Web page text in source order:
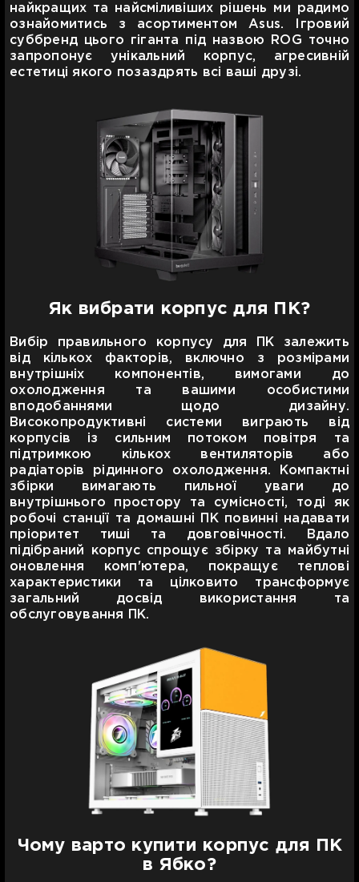
найкращих та найсміливіших рішень ми радимо
ознайомитись з асортиментом Asus. Ігровий
суббренд цього гіганта під назвою ROG точно
запропонує унікальний корпус, агресивній
естетиці якого позаздрять всі ваші друзі.
Як вибрати корпус для ПК?
Вибір правильного корпусу для ПК залежить
від кількох факторів, включно з розмірами
внутрішніх компонентів, вимогами до
охолодження та вашими особистими
вподобаннями щодо дизайну.
Високопродуктивні системи виграють від
корпусів із сильним потоком повітря та
підтримкою кількох вентиляторів або
радіаторів рідинного охолодження. Компактні
збірки вимагають пильної уваги до
внутрішнього простору та сумісності, тоді як
робочі станції та домашні ПК повинні надавати
пріоритет тиші та довговічності. Вдало
підібраний корпус спрощує збірку та майбутні
оновлення комп'ютера, покращує теплові
характеристики та цілковито трансформує
загальний досвід використання та
обслуговування ПК.
Чому варто купити корпус для ПК
в Ябко?